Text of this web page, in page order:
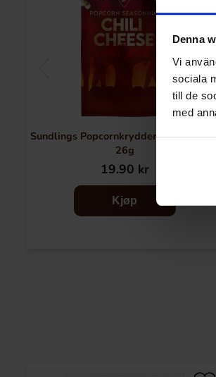
Denna
Vi
sociala
till de
med
Sundlings Popcornkrydder Chili
26g
19.90 kr
Kjøp